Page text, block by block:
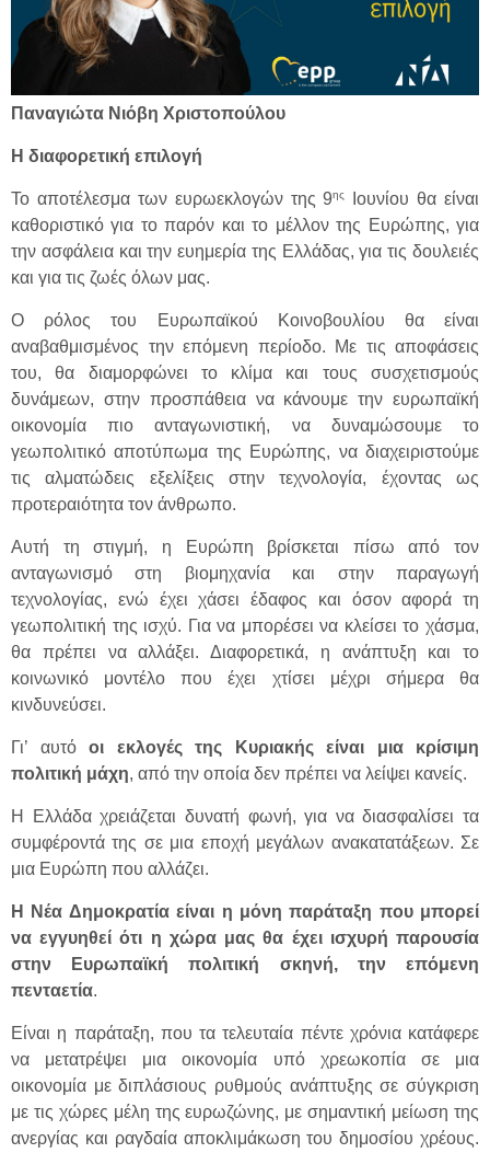
Παναγιώτα Νιόβη Χριστοπούλου
Η διαφορετική επιλογή
Το αποτέλεσμα των ευρωεκλογών της 9ης
Ιουνίου θα είναι
καθοριστικό για το παρόν και το μέλλον της Ευρώπης, για
την ασφάλεια και την ευημερία της Ελλάδας, για τις δουλειές
και για τις ζωές όλων μας.
Ο ρόλος του Ευρωπαϊκού Κοινοβουλίου θα είναι
αναβαθμισμένος την επόμενη περίοδο. Με τις αποφάσεις
του, θα διαμορφώνει το κλίμα και τους συσχετισμούς
δυνάμεων, στην προσπάθεια να κάνουμε την ευρωπαϊκή
οικονομία πιο ανταγωνιστική, να δυναμώσουμε το
γεωπολιτικό αποτύπωμα της Ευρώπης, να διαχειριστούμε
τις αλματώδεις εξελίξεις στην τεχνολογία, έχοντας ως
προτεραιότητα τον άνθρωπο.
Αυτή τη στιγμή, η Ευρώπη βρίσκεται πίσω από τον
ανταγωνισμό στη βιομηχανία και στην παραγωγή
τεχνολογίας, ενώ έχει χάσει έδαφος και όσον αφορά τη
γεωπολιτική της ισχύ. Για να μπορέσει να κλείσει το χάσμα,
θα πρέπει να αλλάξει. Διαφορετικά, η ανάπτυξη και το
κοινωνικό μοντέλο που έχει χτίσει μέχρι σήμερα θα
κινδυνεύσει.
Γι’ αυτό οι εκλογές της Κυριακής είναι μια κρίσιμη
πολιτική μάχη, από την οποία δεν πρέπει να λείψει κανείς.
Η Ελλάδα χρειάζεται δυνατή φωνή, για να διασφαλίσει τα
συμφέροντά της σε μια εποχή μεγάλων ανακατατάξεων. Σε
μια Ευρώπη που αλλάζει.
Η Νέα Δημοκρατία είναι η μόνη παράταξη που μπορεί
να εγγυηθεί ότι η χώρα μας θα έχει ισχυρή παρουσία
στην Ευρωπαϊκή πολιτική σκηνή, την επόμενη
πενταετία.
Είναι η παράταξη, που τα τελευταία πέντε χρόνια κατάφερε
να μετατρέψει μια οικονομία υπό χρεωκοπία σε μια
οικονομία με διπλάσιους ρυθμούς ανάπτυξης σε σύγκριση
με τις χώρες μέλη της ευρωζώνης, με σημαντική μείωση της
ανεργίας και ραγδαία αποκλιμάκωση του δημοσίου χρέους.